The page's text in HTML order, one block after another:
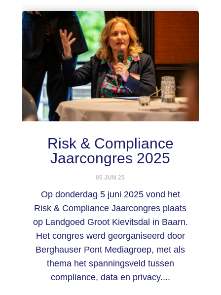
Risk & Compliance
Jaarcongres 2025
05 JUN 25
Op donderdag 5 juni 2025 vond het
Risk & Compliance Jaarcongres plaats
op Landgoed Groot Kievitsdal in Baarn.
Het congres werd georganiseerd door
Berghauser Pont Mediagroep, met als
thema het spanningsveld tussen
compliance, data en privacy....